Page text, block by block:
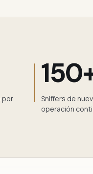
por
Sniffers de
operación